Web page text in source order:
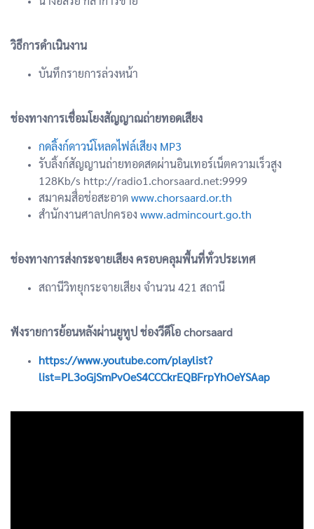
วิธีการดำเนินงาน
บันทึกรายการล่วงหน้า
ช่องทางการเชื่อมโยงสัญญาณถ่ายทอดเสียง
กดลิ้งก์ดาวน์โหลดไฟล์เสียง MP3
รับลิ้งก์สัญญานถ่ายทอดสดผ่านอินเทอร์เน็ตความเร็วสูง
128Kb/s http://radio1.chorsaard.net:9999
สมาคมสื่อช่อสะอาดwww.chorsaard.or.th
สำนักงานศาลปกครอง www.admincourt.go.th
ช่องทางการส่งกระจายเสียง ครอบคลุมพื้นที่ทั่วประเทศ
สถานีวิทยุกระจายเสียง จำนวน 421 สถานี
ฟังรายการย้อนหลังผ่านยูทูป ช่องวีดีโอ chorsaard
https://www.youtube.com/playlist?
list=PL3oGjSmPvOeS4CCCkrEQBFrpYhOeYSAap